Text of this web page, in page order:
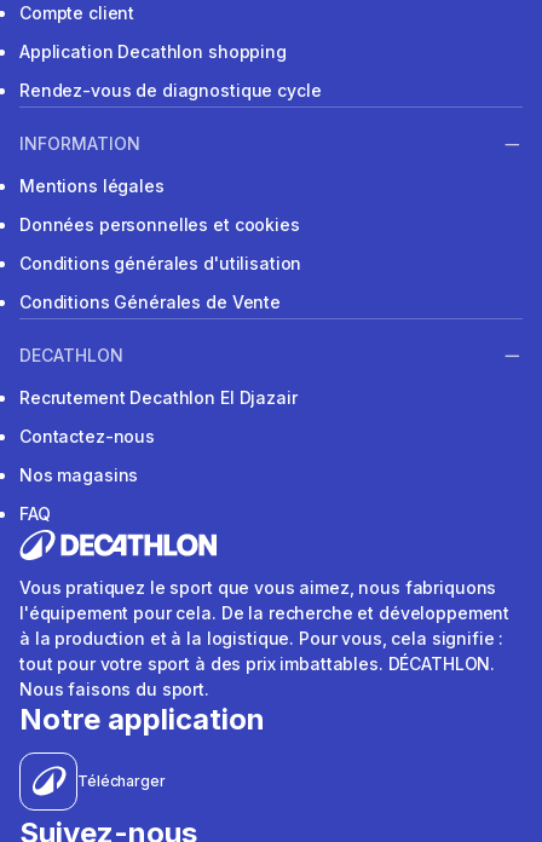
Compte client
Application Decathlon shopping
Rendez-vous de diagnostique cycle
INFORMATION
Mentions légales
Données personnelles et cookies
Conditions générales d'utilisation
Conditions Générales de Vente
DECATHLON
Recrutement Decathlon El Djazair
Contactez-nous
Nos magasins
FAQ
Vous pratiquez le sport que vous aimez, nous fabriquons
l'équipement pour cela. De la recherche et développement
à la production et à la logistique. Pour vous, cela signifie :
tout pour votre sport à des prix imbattables. DÉCATHLON.
Nous faisons du sport.
Notre application
Télécharger
Suivez-nous